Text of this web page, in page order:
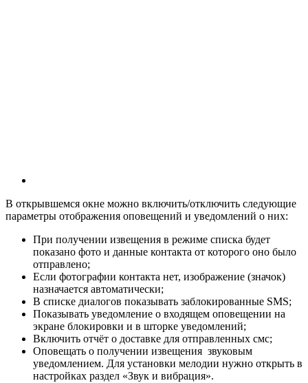
В открывшемся окне можно включить/отключить следующие
параметры отображения оповещений и уведомлений о них:
При получении извещения в режиме списка будет
показано фото и данные контакта от которого оно было
отправлено;
Если фотографии контакта нет, изображение (значок)
назначается автоматически;
В списке диалогов показывать заблокированные SMS;
Показывать уведомление о входящем оповещении на
экране блокировки и в шторке уведомлений;
Включить отчёт о доставке для отправленных смс;
Оповещать о получении извещения звуковым
уведомлением. Для установки мелодии нужно открыть в
настройках раздел «Звук и вибрация».